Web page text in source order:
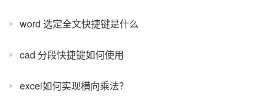
word 选定全文快捷键是什么
cad 分段快捷键如何使用
excel如何实现横向乘法？